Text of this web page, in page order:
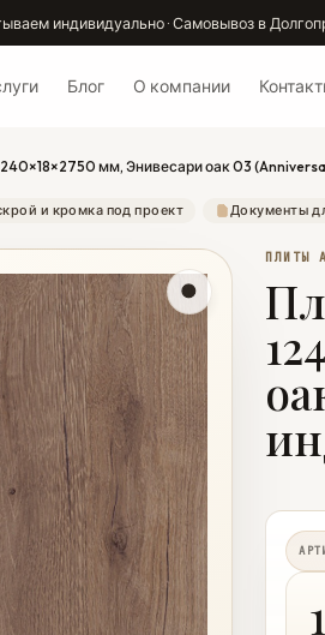
индивидуально · Самовывоз в
Блог О компании
мм, Энивесари оак 03
и кромка под проект Документы
ПЛИТЫ